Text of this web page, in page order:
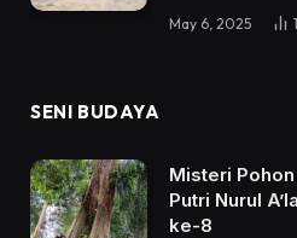
May 6, 2025
SENI BUDAYA
Misteri
Putri Nurul
ke-8